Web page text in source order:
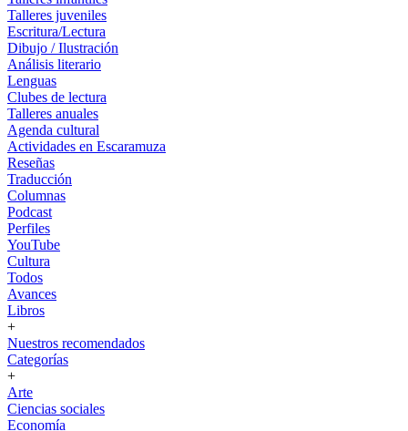
Talleres juveniles
Escritura/Lectura
Dibujo / Ilustración
Análisis literario
Lenguas
Clubes de lectura
Talleres anuales
Agenda cultural
Actividades en Escaramuza
Reseñas
Traducción
Columnas
Podcast
Perfiles
YouTube
Cultura
Todos
Avances
Libros
+
Nuestros recomendados
Categorías
+
Arte
Ciencias sociales
Economía